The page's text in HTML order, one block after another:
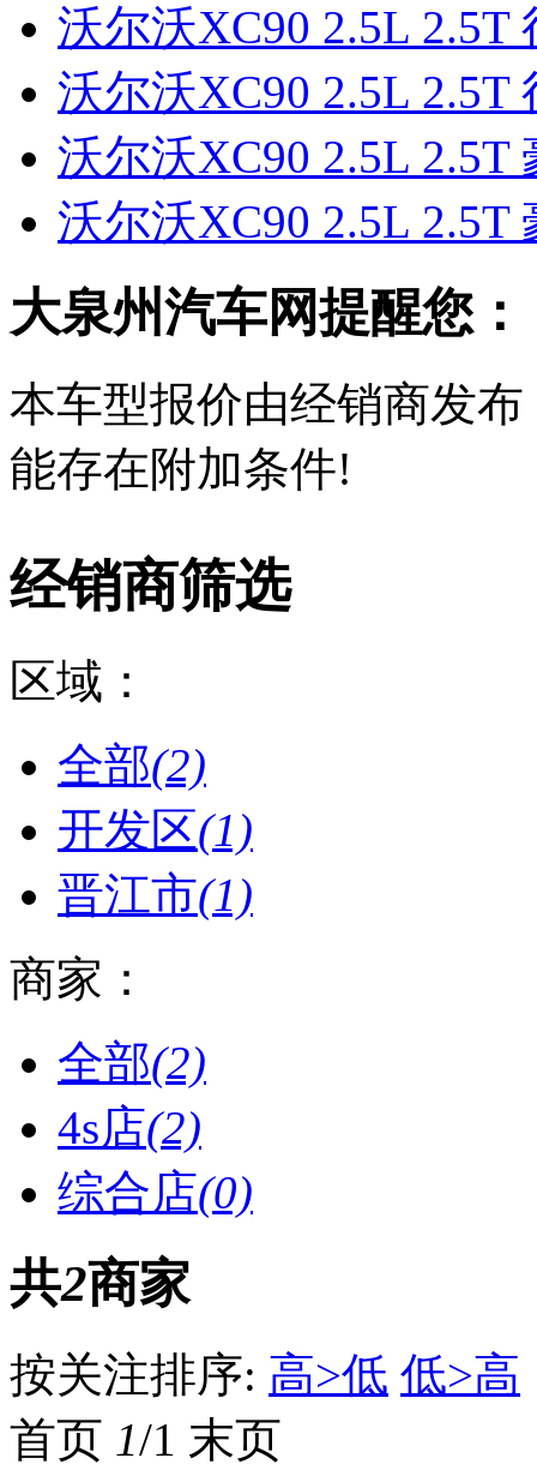
沃尔沃XC90 2.5L 2.5T
沃尔沃XC90 2.5L 2.5T
沃尔沃XC90 2.5L 2.5T
沃尔沃XC90 2.5L 2.5T
大泉州汽车网提醒您：
本车型报价由经销商发
能存在附加条件!
经销商筛选
区域：
全部(2)
开发区(1)
晋江市(1)
商家：
全部(2)
4s店(2)
综合店(0)
共2商家
按关注排序: 高>低 低>高
首页 1/1 末页